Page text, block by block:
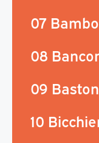
07
08
09
10